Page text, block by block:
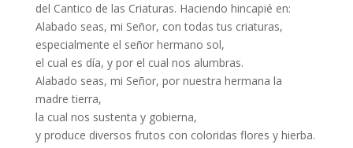
del Cantico de las Criaturas. Haciendo hincapié en:
Alabado seas, mi Señor, con todas tus criaturas,
especialmente el señor hermano sol,
el cual es día, y por el cual nos alumbras.
Alabado seas, mi Señor, por nuestra hermana la
madre tierra,
la cual nos sustenta y gobierna,
y produce diversos frutos con coloridas flores y hierba.